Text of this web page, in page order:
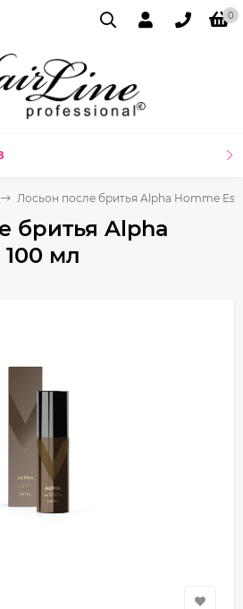
0
Лосьон после бритья Alpha Homme
бритья Alpha
мл